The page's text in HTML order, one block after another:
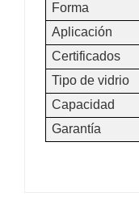
Forma
Aplicación
Certificados
Tipo de vidrio
Capacidad
Garantía